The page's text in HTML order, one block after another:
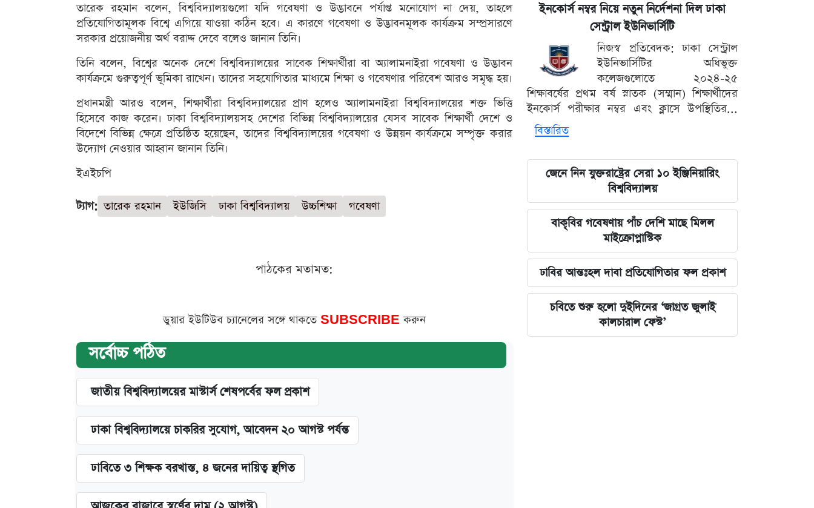
তারেক রহমান বলেন, বিশ্ববিদ্যালয়গুলো যদি গবেষণা ও উদ্ভাবনে পর্যাপ্ত মনোযোগ না দেয়, তাহলে
প্রতিযোগিতামূলক বিশ্বে এগিয়ে যাওয়া কঠিন হবে। এ কারণে গবেষণা ও উদ্ভাবনমূলক কার্যক্রম সম্প্রসারণে
সরকার প্রয়োজনীয় অর্থ বরাদ্দ দেবে বলেও জানান তিনি।
তিনি বলেন, বিশ্বের অনেক দেশে বিশ্ববিদ্যালয়ের সাবেক শিক্ষার্থীরা বা অ্যালামনাইরা গবেষণা ও উদ্ভাবন
কার্যক্রমে গুরুত্বপূর্ণ ভূমিকা রাখেন। তাদের সহযোগিতার মাধ্যমে শিক্ষা ও গবেষণার পরিবেশ আরও সমৃদ্ধ হয়।
প্রধানমন্ত্রী আরও বলেন, শিক্ষার্থীরা বিশ্ববিদ্যালয়ের প্রাণ হলেও অ্যালামনাইরা বিশ্ববিদ্যালয়ের শক্ত ভিত্তি
হিসেবে কাজ করেন। ঢাকা বিশ্ববিদ্যালয়সহ দেশের বিভিন্ন বিশ্ববিদ্যালয়ের যেসব সাবেক শিক্ষার্থী দেশে ও
বিদেশে বিভিন্ন ক্ষেত্রে প্রতিষ্ঠিত হয়েছেন, তাদের বিশ্ববিদ্যালয়ের গবেষণা ও উন্নয়ন কার্যক্রমে সম্পৃক্ত করার
উদ্যোগ নেওয়ার আহ্বান জানান তিনি।
ইএইচপি
ট্যাগ: তারেক রহমান ইউজিসি ঢাকা বিশ্ববিদ্যালয় উচ্চশিক্ষা গবেষণা
পাঠকের মতামত:
ডুয়ার ইউটিউব চ্যানেলের সঙ্গে থাকতে SUBSCRIBEকরুন
সর্বোচ্চ পঠিত
জাতীয় বিশ্ববিদ্যালয়ের মাস্টার্স শেষপর্বের ফল প্রকাশ
ঢাকা বিশ্ববিদ্যালয়ে চাকরির সুযোগ, আবেদন ২০ আগস্ট পর্যন্ত
ঢাবিতে ৩ শিক্ষক বরখাস্ত, ৪ জনের দায়িত্ব স্থগিত
ইনকোর্স নম্বর নিয়ে নতুন নির্দেশনা দিল ঢাকা
সেন্ট্রাল ইউনিভার্সিটি
নিজস্ব প্রতিবেদক: ঢাকা সেন্ট্রাল
ইউনিভার্সিটির অধিভুক্ত
কলেজগুলোতে ২০২৪-২৫
শিক্ষাবর্ষের প্রথম বর্ষ স্নাতক (সম্মান) শিক্ষার্থীদের
ইনকোর্স পরীক্ষার নম্বর এবং ক্লাসে উপস্থিতির...
বিস্তারিত
জেনে নিন যুক্তরাষ্ট্রের সেরা ১০ ইঞ্জিনিয়ারিং
বিশ্ববিদ্যালয়
বাকৃবির গবেষণায় পাঁচ দেশি মাছে মিলল
মাইক্রোপ্লাস্টিক
ঢাবির আন্তঃহল দাবা প্রতিযোগিতার ফল প্রকাশ
চবিতে শুরু হলো দুইদিনের ‘জাগ্রত জুলাই
কালচারাল ফেস্ট’